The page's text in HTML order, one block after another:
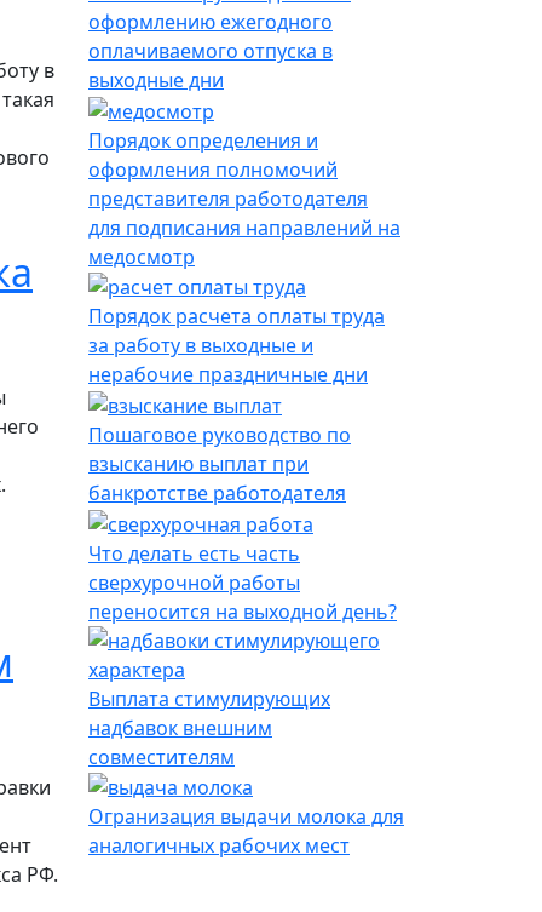
в
учете рабочего времени
отпуска
РФ.
оформлению ежегодного
оплачиваемого отпуска в
выходные дни
Порядок определения и
оформления полномочий
представителя работодателя
для подписания направлений на
медосмотр
Порядок расчета оплаты труда
за работу в выходные и
нерабочие праздничные дни
Пошаговое руководство по
взысканию выплат при
банкротстве работодателя
Что делать есть часть
сверхурочной работы
переносится на выходной день?
Выплата стимулирующих
надбавок внешним
совместителям
Огранизация выдачи молока для
аналогичных рабочих мест